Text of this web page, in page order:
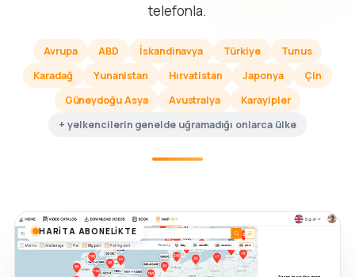
telefonla.
Avrupa ABD İskandinavya Türkiye
Tunus
Karadağ
Yunanistan Hırvatistan Japonya
Çin
Güneydoğu Asya
Avustralya
Karayipler
+ yelkencilerin genelde uğramadığı onlarca ülke
HARITA ABONELIKTE